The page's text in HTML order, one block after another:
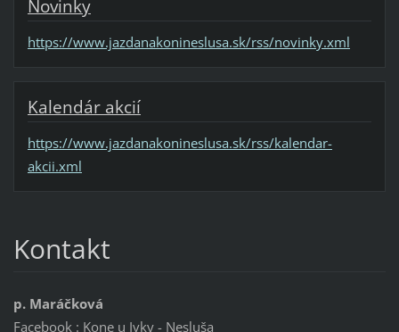
Novinky
https://www.jazdanakonineslusa.sk/rss/novinky.xml
Kalendár akcií
https://www.jazdanakonineslusa.sk/rss/kalendar-
akcii.xml
Kontakt
p. Maráčková
Facebook : Kone u Ivky - Nesluša